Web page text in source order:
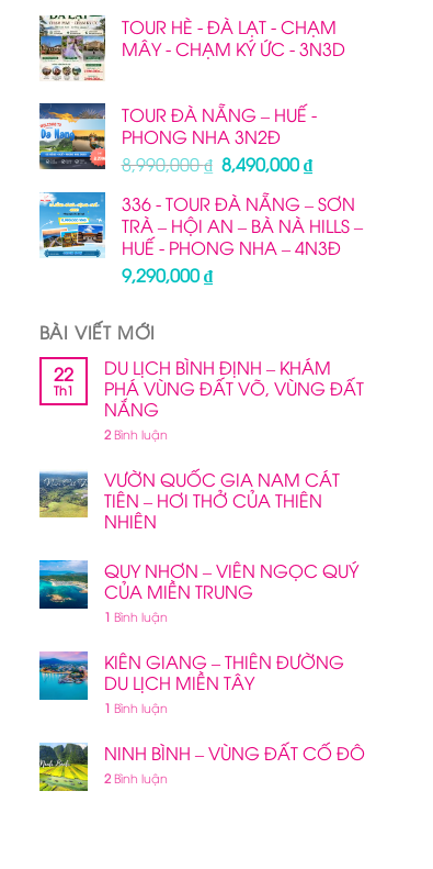
là:
28,900,000 ₫.
tại
là:
TOUR HÈ - ĐÀ LẠT - CHẠM
MÂY - CHẠM KÝ ỨC - 3N3D
TOUR ĐÀ NẴNG – HUẾ -
PHONG NHA 3N2Đ
8,990,000₫ Giá
là:
8,990,000 ₫.
8,490,000₫Giá
tại
là:
8,490,000 ₫.
336 - TOUR ĐÀ NẴNG – SƠN
TRÀ – HỘI AN – BÀ NÀ HILLS –
HUẾ - PHONG NHA – 4N3Đ
9,290,000₫
BÀI VIẾT MỚI
22
Th1
DU LỊCH BÌNH ĐỊNH – KHÁM
PHÁ VÙNG ĐẤT VÕ, VÙNG ĐẤT
NẮNG
2Bình luận
VƯỜN QUỐC GIA NAM CÁT
TIÊN – HƠI THỞ CỦA THIÊN
NHIÊN
QUY NHƠN – VIÊN NGỌC QUÝ
CỦA MIỀN TRUNG
1 Bình luận
KIÊN GIANG – THIÊN ĐƯỜNG
DU LỊCH MIỀN TÂY
1 Bình luận
NINH BÌNH – VÙNG ĐẤT CỐ ĐÔ
2Bình luận